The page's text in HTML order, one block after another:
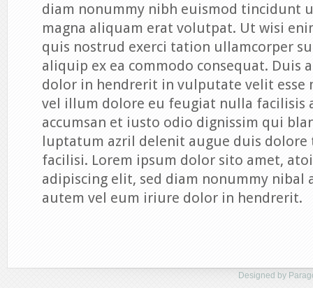
diam nonummy nibh euismod tincidunt
magna aliquam erat volutpat. Ut wisi
quis nostrud exerci tation ullamcorper
aliquip ex ea commodo consequat. Duis
dolor in hendrerit in vulputate velit esse
vel illum dolore eu feugiat nulla facilisis
accumsan et iusto odio dignissim qui
luptatum azril delenit augue duis
facilisi. Lorem ipsum dolor sito amet,
adipiscing elit, sed diam nonummy nibal
autem vel eum iriure dolor in hendrerit.
Designed by